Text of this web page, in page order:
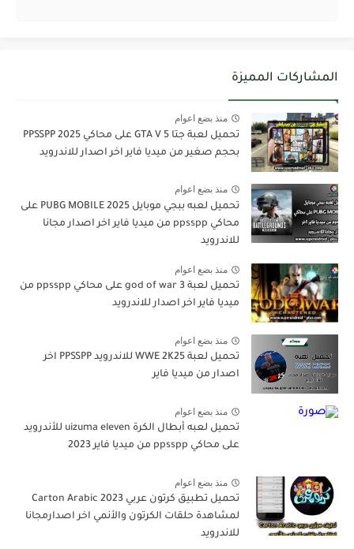
المشاركات المميزة
منذ بضع اعوام
تحميل لعبة جتا 5 GTA V على محاكي PPSSPP 2025
بحجم صغير من ميديا فاير اخر اصدار للاندرويد
منذ بضع اعوام
تحميل لعبه ببجي موبايل PUBG MOBILE 2025 على
محاكي ppsspp من ميديا فاير اخر اصدار مجانا
للاندرويد
منذ بضع اعوام
تحميل لعبة god of war 3 على محاكي ppsspp من
ميديا فاير اخر اصدار للاندرويد
منذ بضع اعوام
تحميل لعبة WWE 2K25 للاندرويد PPSSPP اخر
اصدار من ميديا فاير
منذ بضع اعوام
تحميل لعبه أبطال الكرة uizuma eleven للأندرويد
على محاكي ppsspp من ميديا فاير 2023
منذ بضع اعوام
تحميل تطبيق كرتون عربي Carton Arabic 2023
لمشاهدة حلقات الكرتون والأنمي اخر اصدارمجانا
للاندرويد